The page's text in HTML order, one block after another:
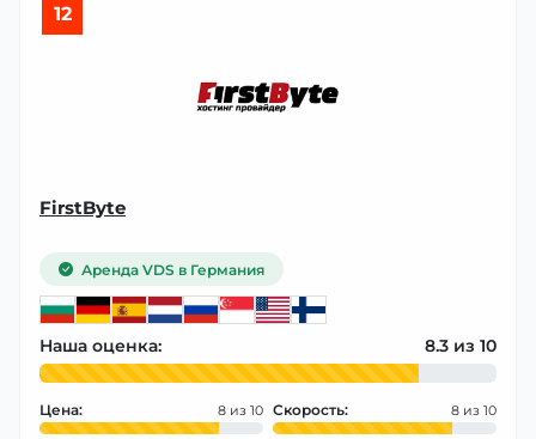
12
FirstByte
Аренда VDS в Германия
Наша оценка: 8.3
Цена: 8 Скорость: 8